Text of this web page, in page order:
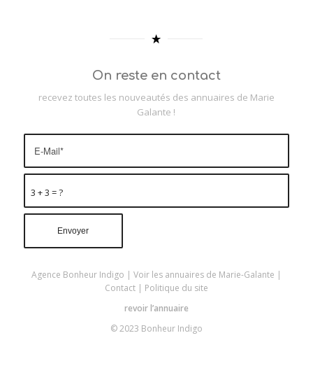
On reste en contact
recevez toutes les nouveautés des annuaires de Marie
Galante !
3 + 3 = ?
Agence Bonheur Indigo | Voir les annuaires de Marie-Galante |
Contact| Politique du site
revoir l’annuaire
© 2023 Bonheur Indigo